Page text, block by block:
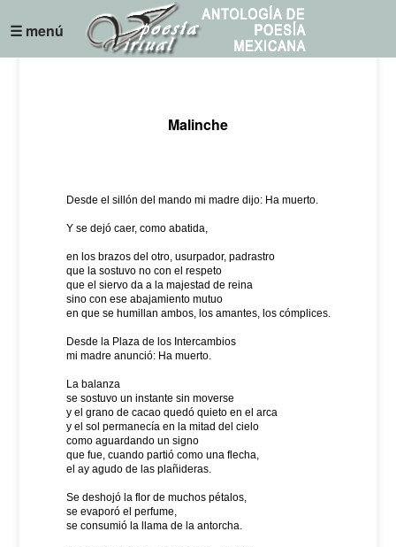
☰ menú
Malinche
Desde el sillón del mando mi madre dijo: Ha muerto.
Y se dejó caer, como abatida,
en los brazos del otro, usurpador, padrastro
que la sostuvo no con el respeto
que el siervo da a la majestad de reina
sino con ese abajamiento mutuo
en que se humillan ambos, los amantes, los cómplices.
Desde la Plaza de los Intercambios
mi madre anunció: Ha muerto.
La balanza
se sostuvo un instante sin moverse
y el grano de cacao quedó quieto en el arca
y el sol permanecía en la mitad del cielo
como aguardando un signo
que fue, cuando partió como una flecha,
el ay agudo de las plañideras.
Se deshojó la flor de muchos pétalos,
se evaporó el perfume,
se consumió la llama de la antorcha.